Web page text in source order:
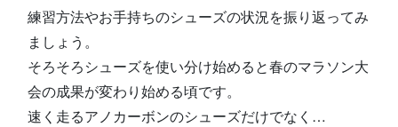
練習方法やお手持ちのシューズの状況を振り返ってみ
ましょう。
そろそろシューズを使い分け始めると春のマラソン大
会の成果が変わり始める頃です。
速く走るアノカーボンのシューズだけでなく…